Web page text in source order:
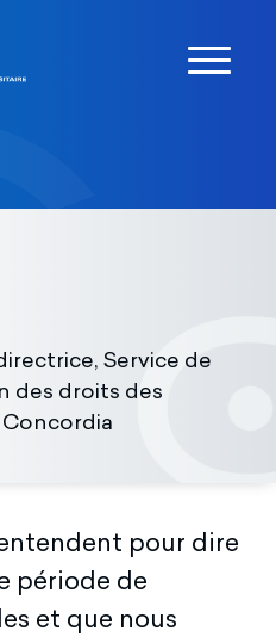
Service de
des droits des
pour dire
période de
et que nous